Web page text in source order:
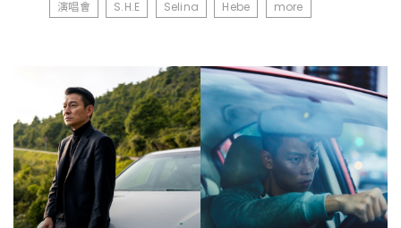
演唱會 S.H.E Selina Hebe more